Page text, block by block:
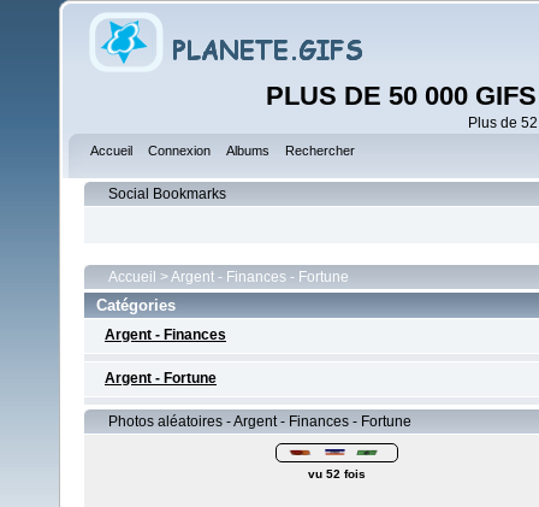
PLUS DE 50 000
Plus de
Accueil Connexion Albums Rechercher
Social Bookmarks
Accueil >Argent - Finances - Fortune
Catégories
Argent - Finances
Argent - Fortune
Photos aléatoires - Argent - Finances - Fortune
vu 52 fois